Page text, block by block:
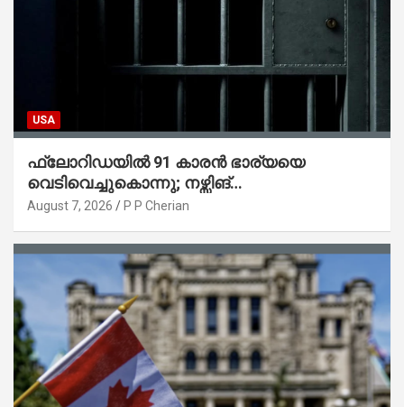
USA
ഫ്ലോറിഡയിൽ 91 കാരൻ ഭാര്യയെ
വെടിവെച്ചുകൊന്നു; നഴ്സിങ്
ഹോമിലാക്കില്ലെന്ന് നൽകിയ വാഗ്ദാനം
August 7, 2026 P P Cherian